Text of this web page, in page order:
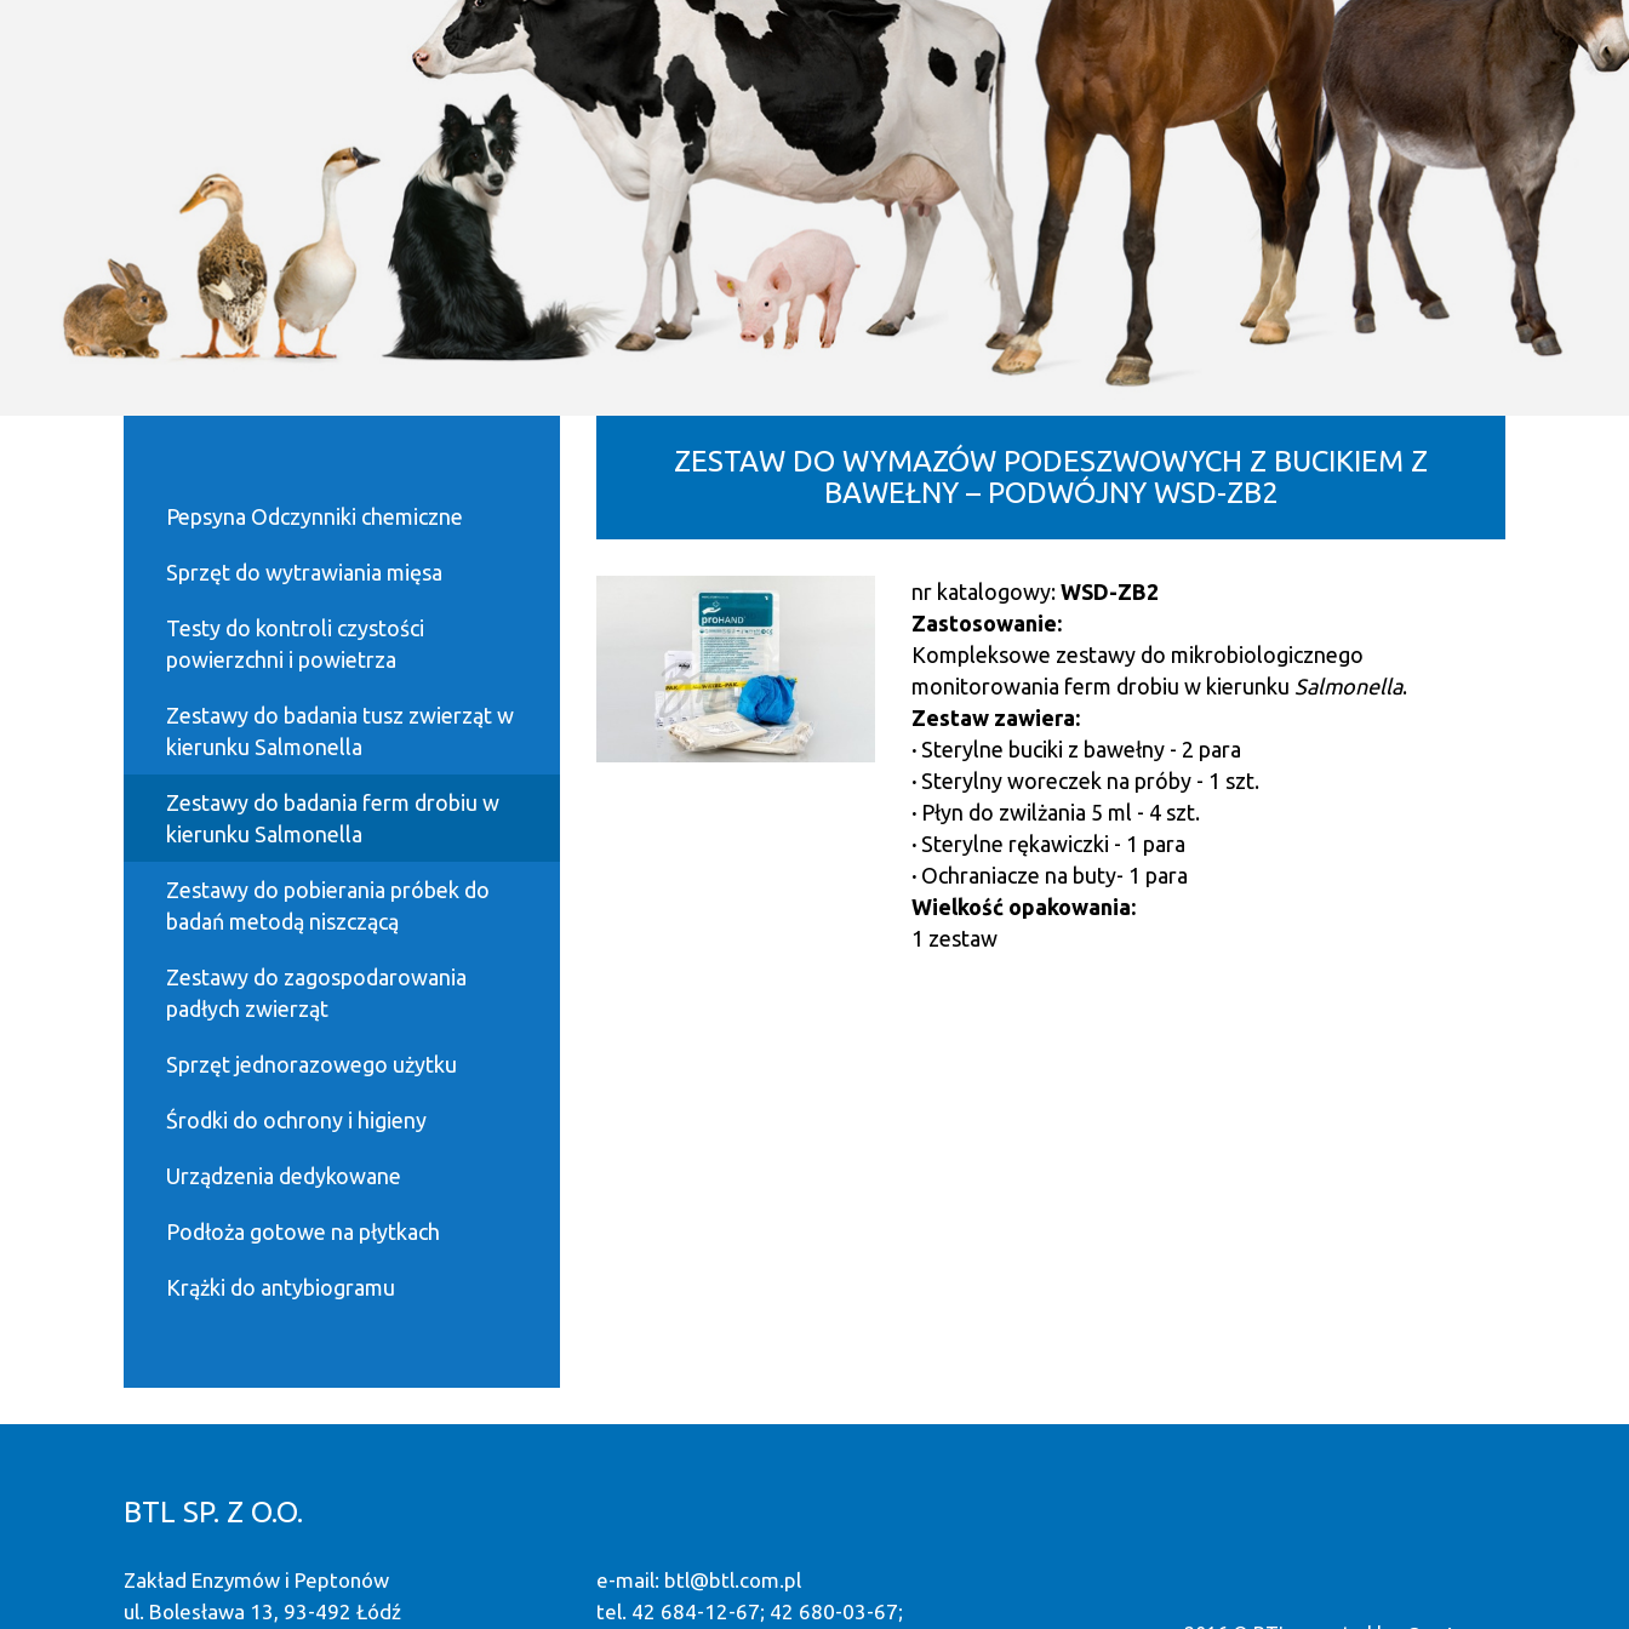
Pepsyna Odczynniki chemiczne
Sprzęt do wytrawiania mięsa
Testy do kontroli czystości
powierzchni i powietrza
Zestawy do badania tusz zwierząt w
kierunku Salmonella
Zestawy do badania ferm drobiu w
kierunku Salmonella
Zestawy do pobierania próbek do
badań metodą niszczącą
Zestawy do zagospodarowania
padłych zwierząt
Sprzęt jednorazowego użytku
Środki do ochrony i higieny
Urządzenia dedykowane
Podłoża gotowe na płytkach
Krążki do antybiogramu
ZESTAW DO WYMAZÓW PODESZWOWYCH Z BUCIKIEM Z
BAWEŁNY – PODWÓJNY WSD-ZB2
nr katalogowy: WSD-ZB2
Zastosowanie:
Kompleksowe zestawy do mikrobiologicznego
monitorowania ferm drobiu w kierunku Salmonella.
Zestaw zawiera:
·Sterylne buciki z bawełny - 2 para
·Sterylny woreczek na próby - 1 szt.
·Płyn do zwilżania 5 ml - 4 szt.
·Sterylne rękawiczki - 1 para
· Ochraniacze na buty- 1 para
Wielkość opakowania:
1 zestaw
BTL SP. Z O.O.
Zakład Enzymów i Peptonów
ul. Bolesława 13, 93-492 Łódź
e-mail: btl@btl.com.pl
tel. 42 684-12-67; 42 680-03-67;